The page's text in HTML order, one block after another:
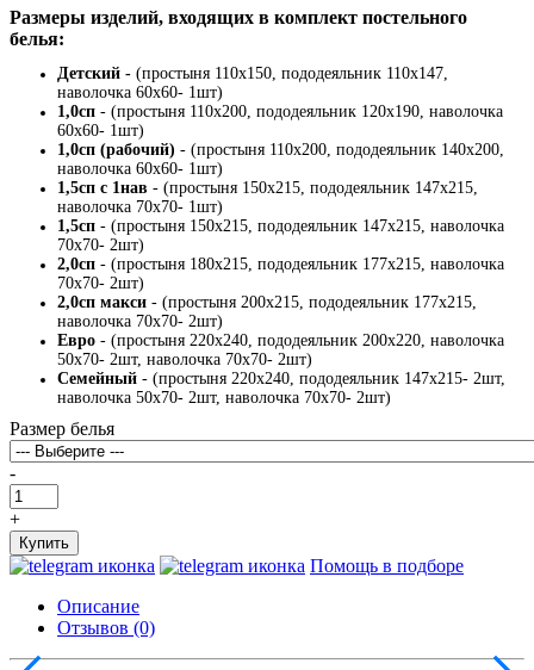
Размеры изделий, входящих в комплект постельного
белья:
Детский - (простыня 110х150, пододеяльник 110х147,
наволочка 60х60- 1шт)
1,0сп - (простыня 110х200, пододеяльник 120х190, наволочка
60х60- 1шт)
1,0сп (рабочий) - (простыня 110х200, пододеяльник 140х200,
наволочка 60х60- 1шт)
1,5сп с 1нав - (простыня 150х215, пододеяльник 147х215,
наволочка 70х70- 1шт)
1,5сп - (простыня 150х215, пододеяльник 147х215, наволочка
70х70- 2шт)
2,0сп - (простыня 180х215, пододеяльник 177х215, наволочка
70х70- 2шт)
2,0сп макси - (простыня 200х215, пододеяльник 177х215,
наволочка 70х70- 2шт)
Евро - (простыня 220х240, пододеяльник 200х220, наволочка
50х70- 2шт, наволочка 70х70- 2шт)
Семейный - (простыня 220х240, пододеяльник 147х215- 2шт,
наволочка 50х70- 2шт, наволочка 70х70- 2шт)
Размер белья
-
+
Купить
Помощь в подборе
Описание
Отзывов (0)